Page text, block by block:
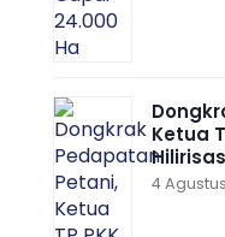
Ketua
4